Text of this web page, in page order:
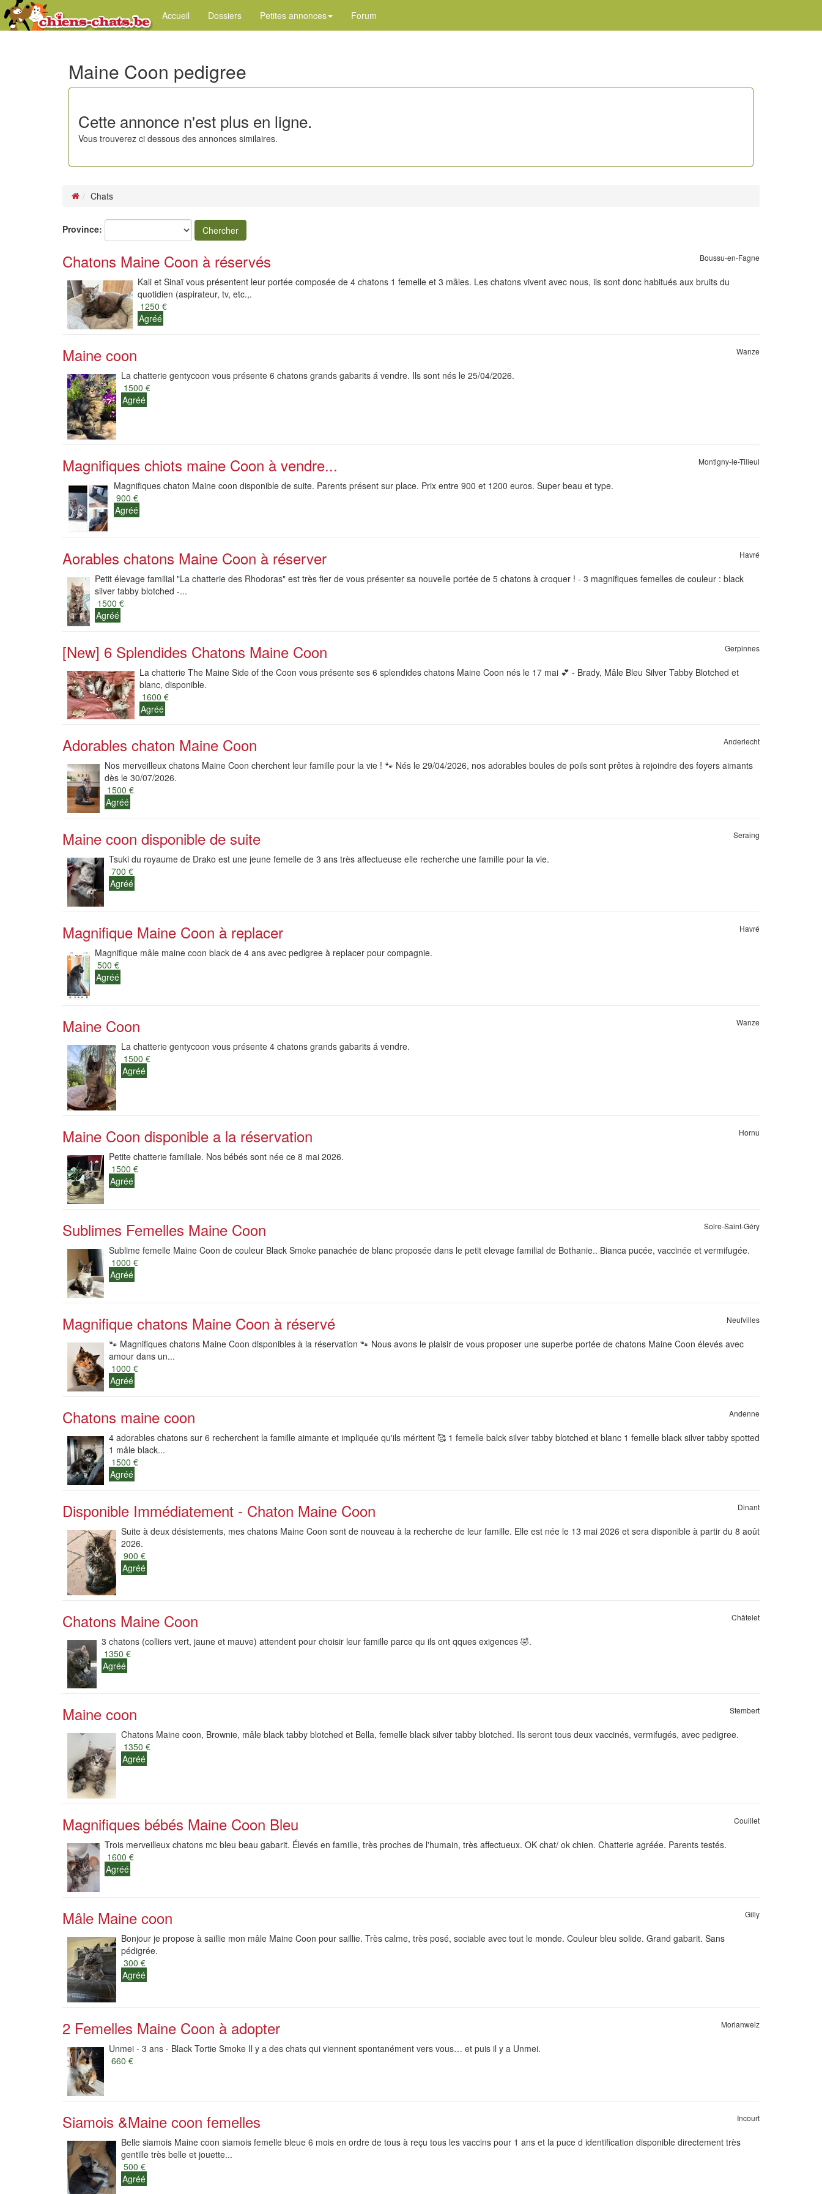
Accueil Dossiers Petites annonces Forum
Maine Coon pedigree
Cette annonce n'est plus en ligne.
Vous trouverez ci dessous des annonces similaires.
Chats
Province: Chercher
Chatons Maine Coon à réservés Boussu-en-Fagne
Kali et Sinaï vous présentent leur portée composée de 4 chatons 1 femelle et 3 mâles. Les chatons vivent avec nous, ils sont donc habitués aux bruits du
quotidien (aspirateur, tv, etc.,.
1250 €
Agréé
Maine coon Wanze
La chatterie gentycoon vous présente 6 chatons grands gabarits á vendre. Ils sont nés le 25/04/2026.
1500 €
Agréé
Magnifiques chiots maine Coon à vendre... Montigny-le-Tilleul
Magnifiques chaton Maine coon disponible de suite. Parents présent sur place. Prix entre 900 et 1200 euros. Super beau et type.
900 €
Agréé
Aorables chatons Maine Coon à réserver Havré
Petit élevage familial "La chatterie des Rhodoras" est très fier de vous présenter sa nouvelle portée de 5 chatons à croquer ! - 3 magnifiques femelles de couleur : black
silver tabby blotched -...
1500 €
Agréé
[New] 6 Splendides Chatons Maine Coon Gerpinnes
La chatterie The Maine Side of the Coon vous présente ses 6 splendides chatons Maine Coon nés le 17 mai 💕 - Brady, Mâle Bleu Silver Tabby Blotched et
blanc, disponible.
1600 €
Agréé
Adorables chaton Maine Coon Anderlecht
Nos merveilleux chatons Maine Coon cherchent leur famille pour la vie ! 🐾 Nés le 29/04/2026, nos adorables boules de poils sont prêtes à rejoindre des foyers aimants
dès le 30/07/2026.
1500 €
Agréé
Maine coon disponible de suite Seraing
Tsuki du royaume de Drako est une jeune femelle de 3 ans très affectueuse elle recherche une famille pour la vie.
700 €
Agréé
Magnifique Maine Coon à replacer Havré
Magnifique mâle maine coon black de 4 ans avec pedigree à replacer pour compagnie.
500 €
Agréé
Maine Coon Wanze
La chatterie gentycoon vous présente 4 chatons grands gabarits á vendre.
1500 €
Agréé
Maine Coon disponible a la réservation Hornu
Petite chatterie familiale. Nos bébés sont née ce 8 mai 2026.
1500 €
Agréé
Sublimes Femelles Maine Coon Solre-Saint-Géry
Sublime femelle Maine Coon de couleur Black Smoke panachée de blanc proposée dans le petit elevage familial de Bothanie.. Bianca pucée, vaccinée et vermifugée.
1000 €
Agréé
Magnifique chatons Maine Coon à réservé Neufvilles
🐾 Magnifiques chatons Maine Coon disponibles à la réservation 🐾 Nous avons le plaisir de vous proposer une superbe portée de chatons Maine Coon élevés avec
amour dans un...
1000 €
Agréé
Chatons maine coon Andenne
4 adorables chatons sur 6 recherchent la famille aimante et impliquée qu'ils méritent 🥰 1 femelle balck silver tabby blotched et blanc 1 femelle black silver tabby spotted
1 mâle black...
1500 €
Agréé
Disponible Immédiatement - Chaton Maine Coon Dinant
Suite à deux désistements, mes chatons Maine Coon sont de nouveau à la recherche de leur famille. Elle est née le 13 mai 2026 et sera disponible à partir du 8 août
2026.
900 €
Agréé
Chatons Maine Coon Châtelet
3 chatons (colliers vert, jaune et mauve) attendent pour choisir leur famille parce qu ils ont qques exigences 🤣.
1350 €
Agréé
Maine coon Stembert
Chatons Maine coon, Brownie, mâle black tabby blotched et Bella, femelle black silver tabby blotched. Ils seront tous deux vaccinés, vermifugés, avec pedigree.
1350 €
Agréé
Magnifiques bébés Maine Coon Bleu Couillet
Trois merveilleux chatons mc bleu beau gabarit. Élevés en famille, très proches de l'humain, très affectueux. OK chat/ ok chien. Chatterie agréée. Parents testés.
1600 €
Agréé
Mâle Maine coon Gilly
Bonjour je propose à saillie mon mâle Maine Coon pour saillie. Très calme, très posé, sociable avec tout le monde. Couleur bleu solide. Grand gabarit. Sans
pédigrée.
300 €
Agréé
2 Femelles Maine Coon à adopter Morlanwelz
Unmei - 3 ans - Black Tortie Smoke Il y a des chats qui viennent spontanément vers vous… et puis il y a Unmei.
660 €
Siamois &Maine coon femelles Incourt
Belle siamois Maine coon siamois femelle bleue 6 mois en ordre de tous à reçu tous les vaccins pour 1 ans et la puce d identification disponible directement très
gentille très belle et jouette...
500 €
Agréé